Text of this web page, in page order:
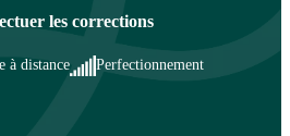
les corrections
à distance Perfectionnement